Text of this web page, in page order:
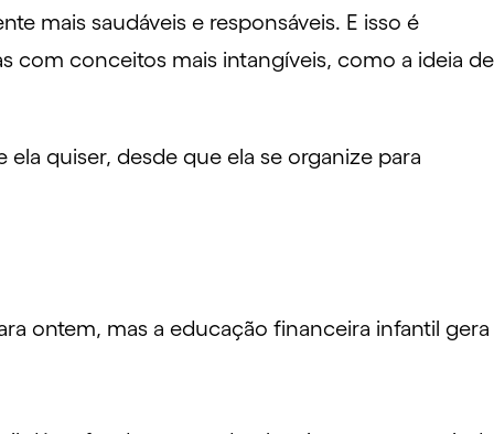
mais saudáveis e responsáveis. E isso é
com conceitos mais intangíveis, como a ideia de
quiser, desde que ela se organize para
ontem, mas a educação financeira infantil gera